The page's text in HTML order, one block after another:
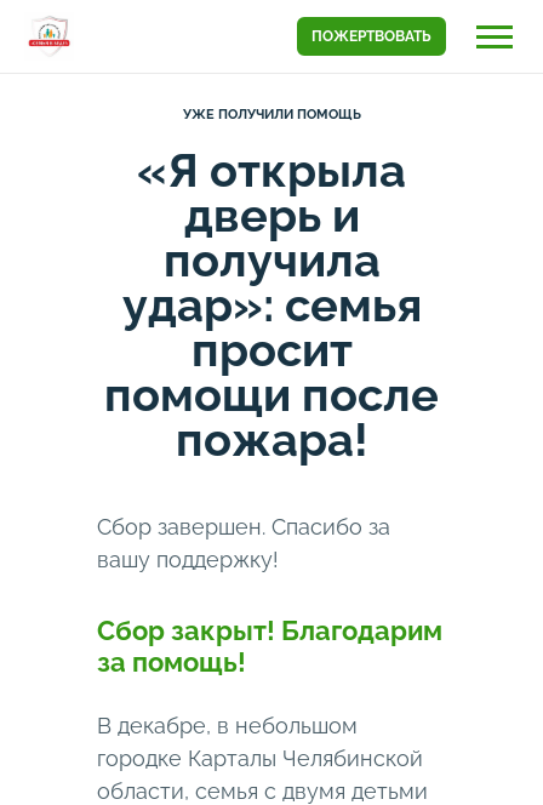
ПОЖЕРТВОВАТЬ
УЖЕ ПОЛУЧИЛИ ПОМОЩЬ
«Я открыла
дверь и
получила
удар»: семья
просит
помощи после
пожара!
Сбор завершен. Спасибо за
вашу поддержку!
Сбор закрыт! Благодарим
за помощь!
В декабре, в небольшом
городке Карталы Челябинской
области, семья с двумя детьми